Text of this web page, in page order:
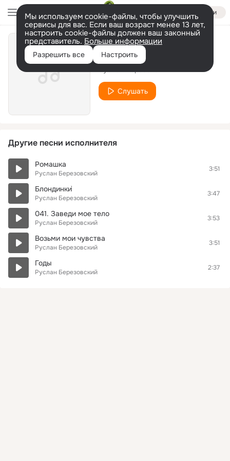
Войти
Мы используем cookie-файлы, чтобы улучшить
сервисы для вас. Если ваш возраст менее 13 лет,
настроить cookie-файлы должен ваш законный
представитель. Больше информации
Разрешить все Настроить
Первая Любовь
Слушать
Другие песни исполнителя
Ромашка
Руслан Березовский
3:51
Блондинки`
Руслан Березовский
3:47
041. Заведи мое тело
Руслан Березовский
3:53
Возьми мои чувства
Руслан Березовский
3:51
Годы
Руслан Березовский
2:37